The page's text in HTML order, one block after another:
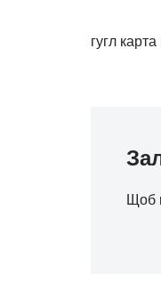
гугл
Щоб